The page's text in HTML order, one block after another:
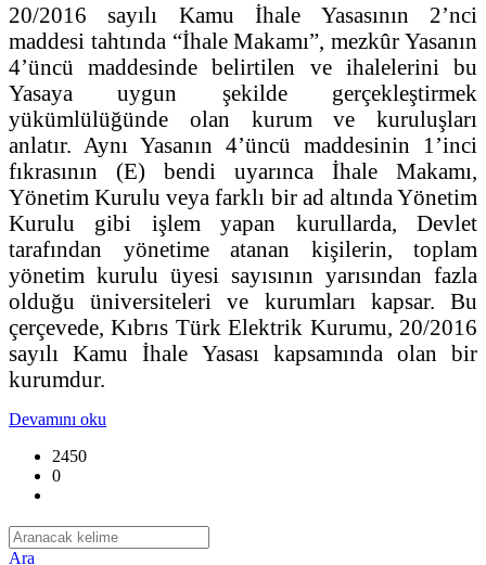
20/2016 sayılı Kamu İhale Yasasının 2’nci
maddesi tahtında “İhale Makamı”, mezkûr Yasanın
4’üncü maddesinde belirtilen ve ihalelerini bu
Yasaya uygun şekilde gerçekleştirmek
yükümlülüğünde olan kurum ve kuruluşları
anlatır. Aynı Yasanın 4’üncü maddesinin 1’inci
fıkrasının (E) bendi uyarınca İhale Makamı,
Yönetim Kurulu veya farklı bir ad altında Yönetim
Kurulu gibi işlem yapan kurullarda, Devlet
tarafından yönetime atanan kişilerin, toplam
yönetim kurulu üyesi sayısının yarısından fazla
olduğu üniversiteleri ve kurumları kapsar. Bu
çerçevede, Kıbrıs Türk Elektrik Kurumu, 20/2016
sayılı Kamu İhale Yasası kapsamında olan bir
kurumdur.
Devamını oku
2450
0
Ara